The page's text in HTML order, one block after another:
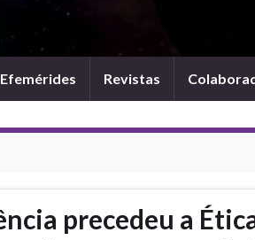
Efemérides Revistas
precedeu a